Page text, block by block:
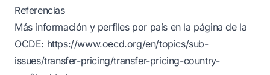
Referencias
Más información y perfiles por país en la página de la
OCDE: https://www.oecd.org/en/topics/sub-
issues/transfer-pricing/transfer-pricing-country-